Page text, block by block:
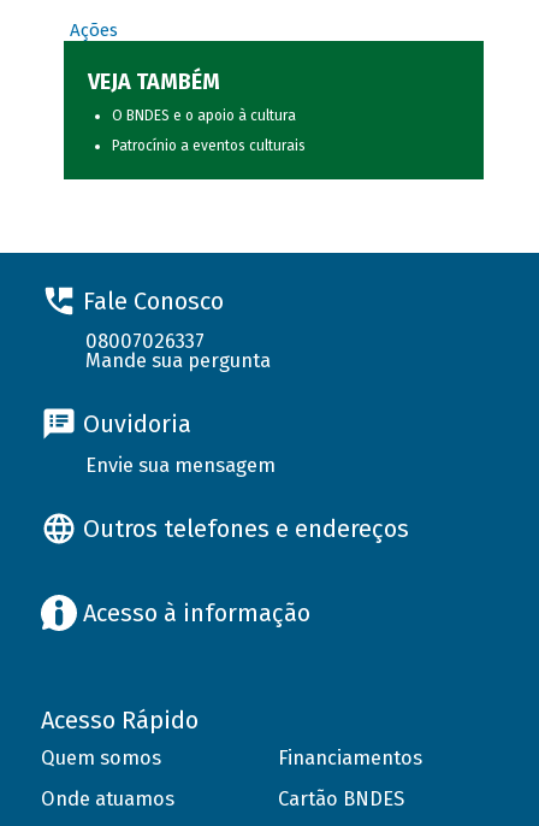
Ações
VEJA TAMBÉM
O BNDES e o apoio à cultura
Patrocínio a eventos culturais
Fale Conosco
08007026337
Mande sua pergunta
Ouvidoria
Envie sua mensagem
Outros telefones e endereços
Acesso à informação
Acesso Rápido
Quem somos
Onde atuamos
Financiamentos
Cartão BNDES